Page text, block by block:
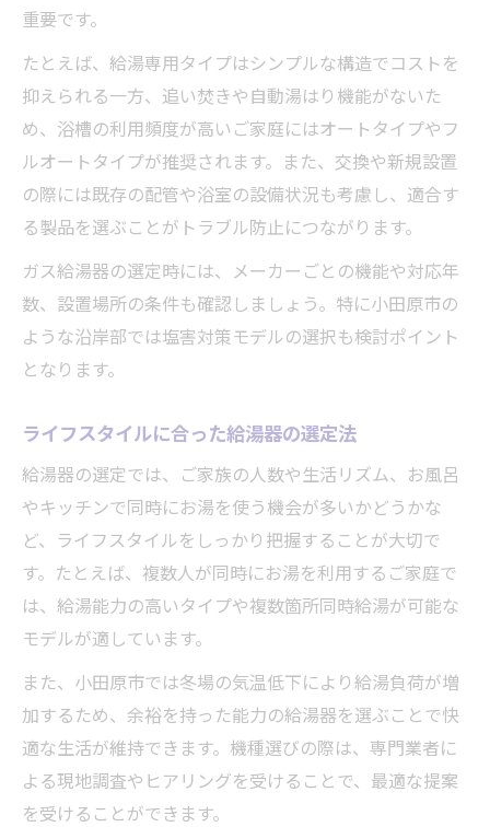
重要です。
たとえば、給湯専用タイプはシンプルな構造でコストを
抑えられる一方、追い焚きや自動湯はり機能がないた
め、浴槽の利用頻度が高いご家庭にはオートタイプやフ
ルオートタイプが推奨されます。また、交換や新規設置
の際には既存の配管や浴室の設備状況も考慮し、適合す
る製品を選ぶことがトラブル防止につながります。
ガス給湯器の選定時には、メーカーごとの機能や対応年
数、設置場所の条件も確認しましょう。特に小田原市の
ような沿岸部では塩害対策モデルの選択も検討ポイント
となります。
ライフスタイルに合った給湯器の選定法
給湯器の選定では、ご家族の人数や生活リズム、お風呂
やキッチンで同時にお湯を使う機会が多いかどうかな
ど、ライフスタイルをしっかり把握することが大切で
す。たとえば、複数人が同時にお湯を利用するご家庭で
は、給湯能力の高いタイプや複数箇所同時給湯が可能な
モデルが適しています。
また、小田原市では冬場の気温低下により給湯負荷が増
加するため、余裕を持った能力の給湯器を選ぶことで快
適な生活が維持できます。機種選びの際は、専門業者に
よる現地調査やヒアリングを受けることで、最適な提案
を受けることができます。